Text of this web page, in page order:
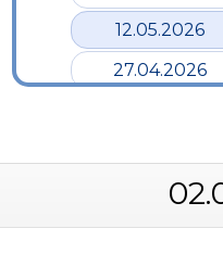
12.05.2026
27.04.2026
28.03.2026
19.03.2026